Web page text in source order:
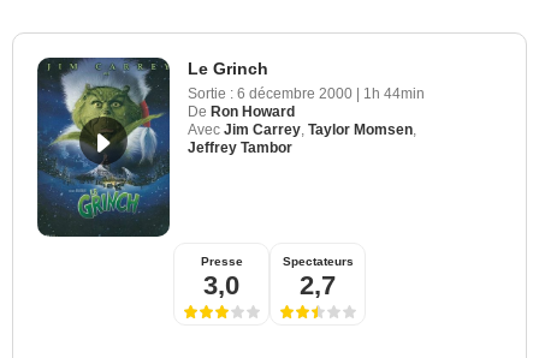
Le Grinch
Sortie : 6 décembre 2000 | 1h 44min
De Ron Howard
Avec Jim Carrey Taylor Momsen
Jeffrey Tambor
Presse
3,0
Spectateurs
2,7